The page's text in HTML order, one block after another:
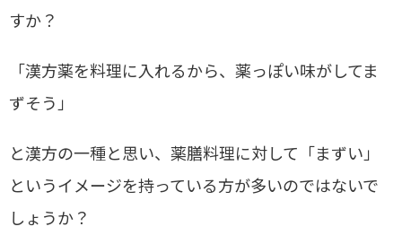
すか？
「漢方薬を料理に入れるから、薬っぽい味がしてま
ずそう」
と漢方の一種と思い、薬膳料理に対して「まずい」
というイメージを持っている方が多いのではないで
しょうか？